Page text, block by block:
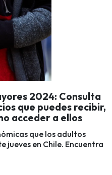
2024: Consulta
que puedes recibir,
acceder a ellos
que los adultos
jueves en Chile. Encuentra